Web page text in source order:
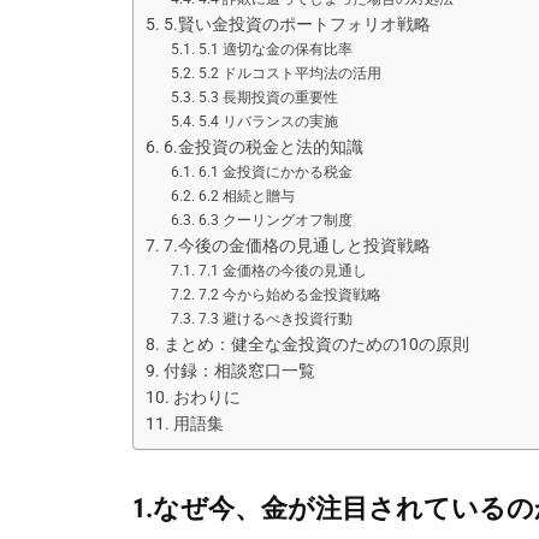
5.賢い金投資のポートフォリオ戦略
5.1 適切な金の保有比率
5.2 ドルコスト平均法の活用
5.3 長期投資の重要性
5.4 リバランスの実施
6.金投資の税金と法的知識
6.1 金投資にかかる税金
6.2 相続と贈与
6.3 クーリングオフ制度
7.今後の金価格の見通しと投資戦略
7.1 金価格の今後の見通し
7.2 今から始める金投資戦略
7.3 避けるべき投資行動
まとめ：健全な金投資のための10の原則
付録：相談窓口一覧
おわりに
用語集
1.なぜ今、金が注目されている